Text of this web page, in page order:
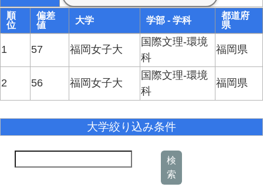
順
位
偏差
値
大学 学部 - 学科
都道府
県
1 57 福岡女子大
国際文理-環境
科
福岡県
2 56 福岡女子大
国際文理-環境
科
福岡県
大学絞り込み条件
検
索